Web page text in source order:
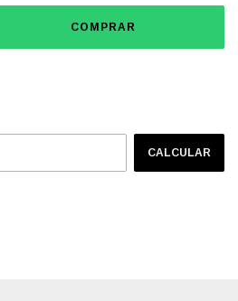
CALCULAR